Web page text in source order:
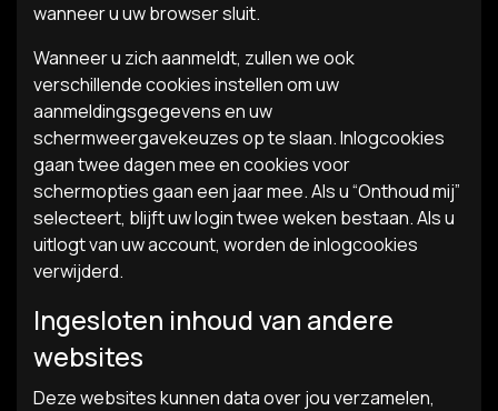
wanneer u uw browser sluit.
Wanneer u zich aanmeldt, zullen we ook
verschillende cookies instellen om uw
aanmeldingsgegevens en uw
schermweergavekeuzes op te slaan. Inlogcookies
gaan twee dagen mee en cookies voor
schermopties gaan een jaar mee. Als u “Onthoud mij”
selecteert, blijft uw login twee weken bestaan. Als u
uitlogt van uw account, worden de inlogcookies
verwijderd.
Ingesloten inhoud van andere
websites
Deze websites kunnen data over jou verzamelen,